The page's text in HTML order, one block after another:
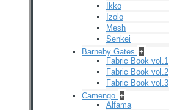
Ikko
Izolo
Mesh
Senkei
Barneby Gates +
Fabric Book vol.1
Fabric Book vol.2
Fabric Book vol.3
Camengo +
Alfama